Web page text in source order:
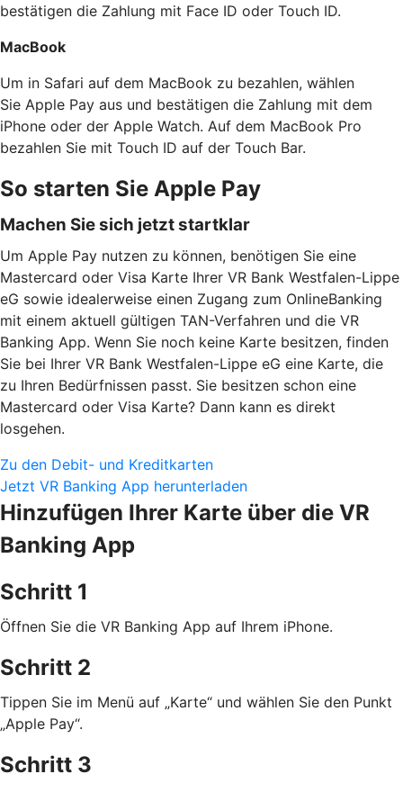
bestätigen die Zahlung mit Face ID oder Touch ID.
MacBook
Um in Safari auf dem MacBook zu bezahlen, wählen
Sie Apple Pay aus und bestätigen die Zahlung mit dem
iPhone oder der Apple Watch. Auf dem MacBook Pro
bezahlen Sie mit Touch ID auf der Touch Bar.
So starten Sie Apple Pay
Machen Sie sich jetzt startklar
Um Apple Pay nutzen zu können, benötigen Sie eine
Mastercard oder Visa Karte Ihrer VR Bank Westfalen-Lippe
eG sowie idealerweise einen Zugang zum OnlineBanking
mit einem aktuell gültigen TAN-Verfahren und die VR
Banking App. Wenn Sie noch keine Karte besitzen, finden
Sie bei Ihrer VR Bank Westfalen-Lippe eG eine Karte, die
zu Ihren Bedürfnissen passt. Sie besitzen schon eine
Mastercard oder Visa Karte? Dann kann es direkt
losgehen.
Zu den Debit- und Kreditkarten
Jetzt VR Banking App herunterladen
Hinzufügen Ihrer Karte über die VR
Banking App
Schritt 1
Öffnen Sie die VR Banking App auf Ihrem iPhone.
Schritt 2
Tippen Sie im Menü auf „Karte“ und wählen Sie den Punkt
„Apple Pay“.
Schritt 3